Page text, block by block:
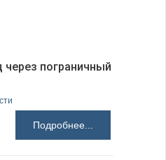
через пограничный
Подробнее...